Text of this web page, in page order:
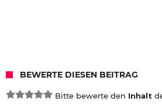
BEWERTE DIESEN BEITRAG
Bitte bewerte den Inhalt